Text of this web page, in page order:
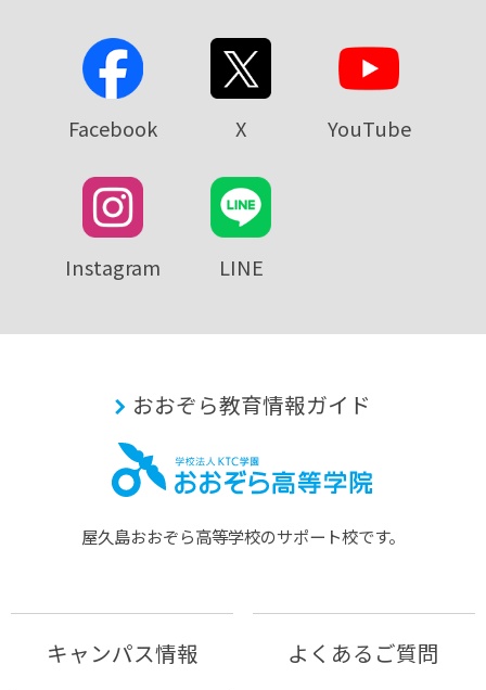
Facebook X YouTube
Instagram LINE
おおぞら教育情報ガイド
屋久島おおぞら⾼等学校のサポート校です。
キャンパス情報 よくあるご質問